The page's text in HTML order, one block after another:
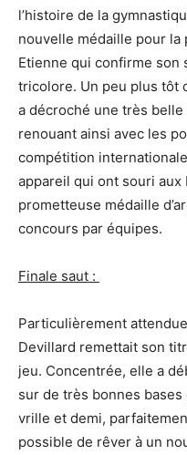
l’histoire de la
nouvelle médaille pour
Etienne qui confirme son
tricolore. Un peu plus tôt
a décroché une très
renouant ainsi avec les
compétition
appareil qui ont souri aux
prometteuse médaille
concours par équipes.
Finale saut :
Particulièrement
Devillard remettait son
jeu. Concentrée, elle a
sur de très bonnes
vrille et demi,
possible de rêver à un